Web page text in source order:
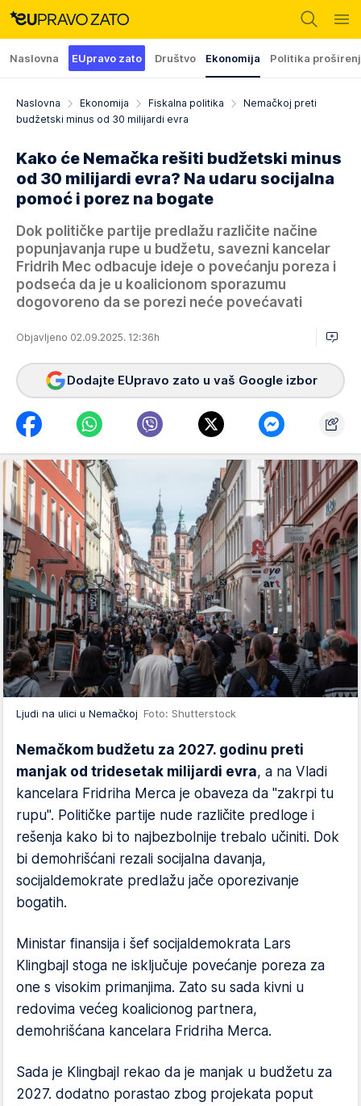
Naslovna EUpravo zato Društvo Ekonomija Politika
Naslovna Ekonomija Fiskalna politika
Nemačkoj preti
budžetski minus od 30 milijardi evra
Kako će Nemačka rešiti budžetski minus
od 30 milijardi evra? Na udaru socijalna
pomoć i porez na bogate
Dok političke partije predlažu različite načine
popunjavanja rupe u budžetu, savezni kancelar
Fridrih Mec odbacuje ideje o povećanju poreza i
podseća da je u koalicionom sporazumu
dogovoreno da se porezi neće povećavati
Objavljeno 02.09.2025. 12:36h
Dodajte EUpravo zato u vaš Google izbor
Ljudi na ulici u Nemačkoj Foto: Shutterstock
Nemačkom budžetu za 2027. godinu preti
manjak od tridesetak milijardi evra, a na Vladi
kancelara Fridriha Merca je obaveza da "zakrpi tu
rupu". Političke partije nude različite predloge i
rešenja kako bi to najbezbolnije trebalo učiniti. Dok
bi demohrišćani rezali socijalna davanja,
socijaldemokrate predlažu jače oporezivanje
bogatih.
Ministar finansija i šef socijaldemokrata Lars
Klingbajl stoga ne isključuje povećanje poreza za
one s visokim primanjima. Zato su sada kivni u
redovima većeg koalicionog partnera,
demohrišćana kancelara Fridriha Merca.
Sada je Klingbajl rekao da je manjak u budžetu za
2027. dodatno porastao zbog projekata poput